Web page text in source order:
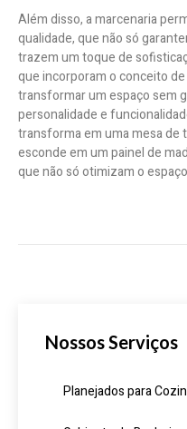
Além disso, a marcenaria
qualidade, que não só
trazem um toque de
que incorporam o conceito de
transformar um espaço sem
personalidade e
transforma em uma mesa de
esconde em um painel de
que não só otimizam o
Nossos Serviços
Planejados para